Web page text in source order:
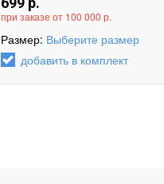
при заказе от 100 000 р.
Размер: Выберите размер
добавить в комплект